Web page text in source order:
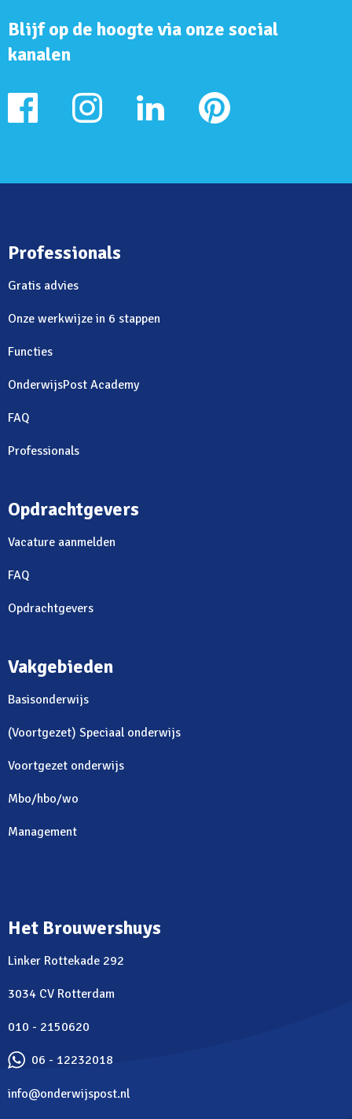
Blijf op de hoogte via onze social
kanalen
Professionals
Gratis advies
Onze werkwijze in 6 stappen
Functies
OnderwijsPost Academy
FAQ
Professionals
Opdrachtgevers
Vacature aanmelden
FAQ
Opdrachtgevers
Vakgebieden
Basisonderwijs
(Voortgezet) Speciaal onderwijs
Voortgezet onderwijs
Mbo/hbo/wo
Management
Het Brouwershuys
Linker Rottekade 292
3034 CV Rotterdam
010 - 2150620
06 - 12232018
info@onderwijspost.nl